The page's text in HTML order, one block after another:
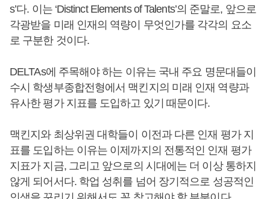
s’다. 이는 ‘Distinct Elements of Talents’의 준말로, 앞으로
각광받을 미래 인재의 역량이 무엇인가를 각각의 요소
로 구분한 것이다.
DELTAs에 주목해야 하는 이유는 국내 주요 명문대들이
수시 학생부종합전형에서 맥킨지의 미래 인재 역량과
유사한 평가 지표를 도입하고 있기 때문이다.
맥킨지와 최상위권 대학들이 이전과 다른 인재 평가 지
표를 도입하는 이유는 이제까지의 전통적인 인재 평가
지표가 지금, 그리고 앞으로의 시대에는 더 이상 통하지
않게 되어서다. 학업 성취를 넘어 장기적으로 성공적인